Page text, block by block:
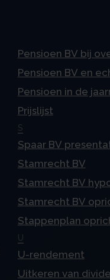
Pensioen BV bij
Pensioen BV en
Pensioen in de
Prijslijst
S
Spaar BV
Stamrecht BV
Stamrecht BV
Stamrecht BV
Stappenplan
U
U-rendement
Uitkeren van